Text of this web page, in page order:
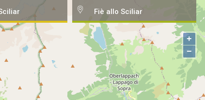
Fiè allo Sciliar
+
−